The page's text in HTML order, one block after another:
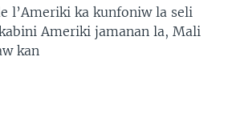
l’Ameriki ka kunfoniw la seli
Ameriki jamanan la, Mali
kan